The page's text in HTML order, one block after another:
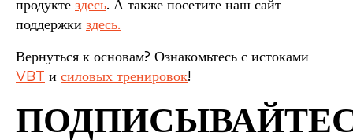
продукте здесь. А также посетите наш сайт
поддержки здесь.
Вернуться к основам? Ознакомьтесь с истоками
VBT и силовых тренировок!